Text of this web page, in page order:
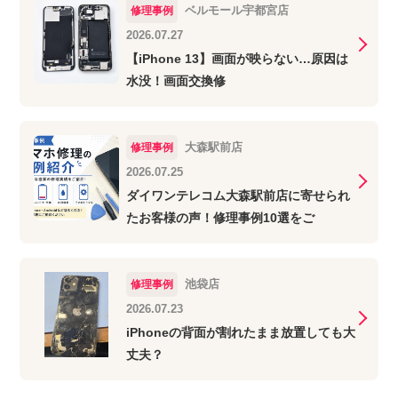
修理事例
ベルモール宇都宮店
2026.07.27
【iPhone 13】画面が映らない…原因は
水没！画面交換修
修理事例
大森駅前店
2026.07.25
ダイワンテレコム大森駅前店に寄せられ
たお客様の声！修理事例10選をご
修理事例
池袋店
2026.07.23
iPhoneの背面が割れたまま放置しても大
丈夫？